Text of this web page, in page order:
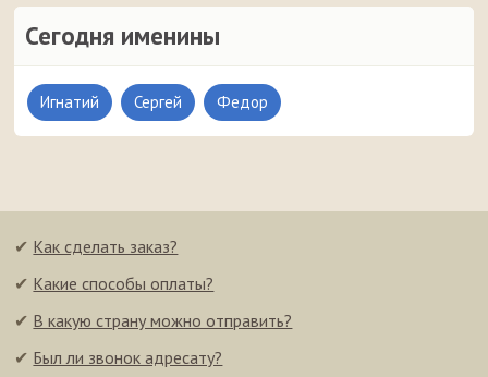
Сегодня именины
Игнатий Сергей Федор
✔ Как сделать заказ?
✔ Какие способы оплаты?
✔ В какую страну можно отправить?
✔ Был ли звонок адресату?